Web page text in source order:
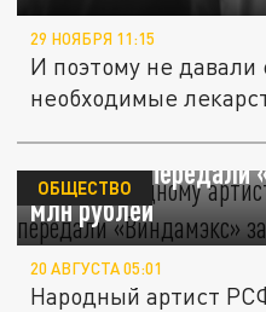
29 НОЯБРЯ 11:15
И поэтому не
необходимые
Mash: народному
бесплатно передали
млн рублей
ОБЩЕСТВО
20 АВГУСТА 05:01
Народный артист